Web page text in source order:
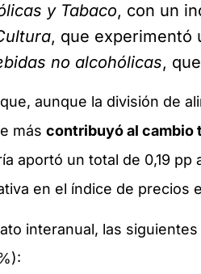
y Tabaco, con un
, que experimentó
no alcohólicas,
aunque la división de
más contribuyó al cambio
aportó un total de 0,19
en el índice de precios
interanual, las